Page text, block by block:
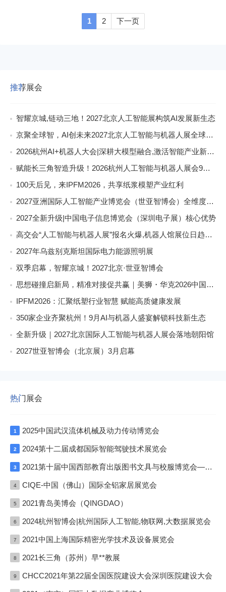
1 2 下一页
推荐展会
智耀京城,链动三地！2027北京人工智能展构筑AI发展新生态
京聚全球智，AI创未来2027北京人工智能与机器人展全球启动
2026杭州AI+机器人大会|深耕大模型融合,激活智能产业新动能
赋能长三角智造升级！2026杭州人工智能与机器人展会9月启幕
100天后见，来IPFM2026，共享纸浆模塑产业红利
2027亚洲国际人工智能产业博览会（世亚智博会）全维度介绍
2027全新升级|中国电子信息博览会（深圳电子展）核心优势
高交会“人工智能与机器人展”报名火爆,机器人馆展位日趋稀缺
2027年乌兹别克斯坦国际电力能源照明展
双季启幕，智耀京城！2027北京·世亚智博会
思想碰撞启新局，精准对接促共赢｜美狮・华克2026中国餐饮包装创新发展大会圆满收官
IPFM2026：汇聚纸塑行业智慧 赋能高质健康发展
350家企业齐聚杭州！9月AI与机器人盛宴解锁科技新生态
全新升级｜2027北京国际人工智能与机器人展会落地朝阳馆
2027世亚智博会（北京展）3月启幕
热门展会
1 2025中国武汉流体机械及动力传动博览会
2 2024第十二届成都国际智能驾驶技术展览会
3 2021第十届中国西部教育出版图书文具与校服博览会—成渝双城展
4 CIQE-中国（佛山）国际全铝家居展览会
5 2021青岛美博会（QINGDAO）
6 2024杭州智博会|杭州国际人工智能,物联网,大数据展览会
7 2021中国上海国际精密光学技术及设备展览会
8 2021长三角（苏州）早**教展
9 CHCC2021年第22届全国医院建设大会深圳医院建设大会